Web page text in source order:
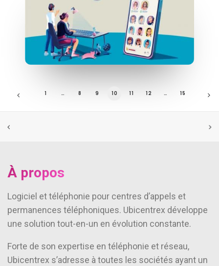
1 … 8 9 10 11 12 … 15
À propos
Logiciel et téléphonie pour centres d’appels et
permanences téléphoniques. Ubicentrex développe
une solution tout-en-un en évolution constante.
Forte de son expertise en téléphonie et réseau,
Ubicentrex s’adresse à toutes les sociétés ayant un